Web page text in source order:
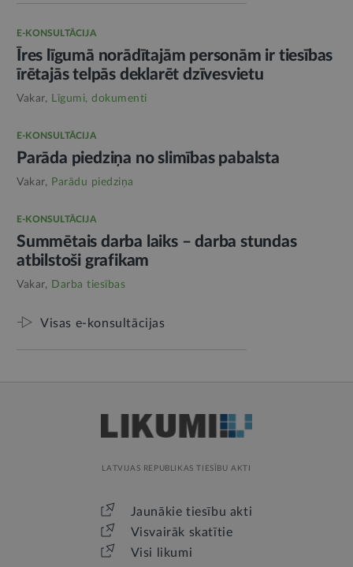
E-KONSULTĀCIJA
Īres līgumā norādītajām personām ir tiesības
īrētajās telpās deklarēt dzīvesvietu
Vakar, Līgumi, dokumenti
E-KONSULTĀCIJA
Parāda piedziņa no slimības pabalsta
Vakar, Parādu piedziņa
E-KONSULTĀCIJA
Summētais darba laiks – darba stundas
atbilstoši grafikam
Vakar, Darba tiesības
Visas e-konsultācijas
LATVIJAS REPUBLIKAS TIESĪBU AKTI
Jaunākie tiesību akti
Visvairāk skatītie
Visi likumi